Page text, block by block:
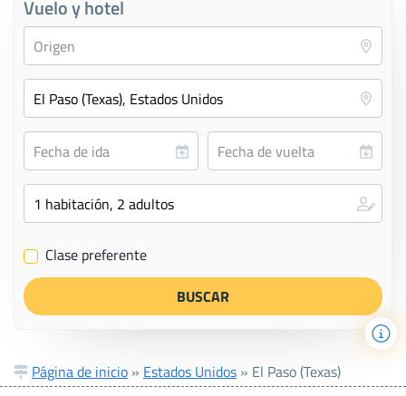
Vuelo y hotel
✔ Clase preferente
Página de inicio » Estados Unidos » El Paso (Texas)